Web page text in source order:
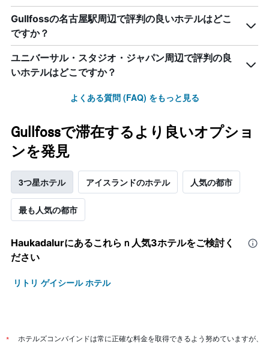
Gullfossの名古屋駅周辺で評判の良いホテルはどこ
ですか？
ユニバーサル・スタジオ・ジャパン周辺で評判の良
いホテルはどこですか？
よくある質問 (FAQ) をもっと見る
Gullfossで滞在するより良いオプショ
ンを発見
3つ星ホテル アイスランドのホテル 人気の都市
最も人気の都市
Haukadalur​にあるこれらｎ人気3ホテルをご検討く
ださい
リトリ ゲイシール ホテル
* ホテルズコンバインドは常に正確な料金を取得できるよう努めていますが、